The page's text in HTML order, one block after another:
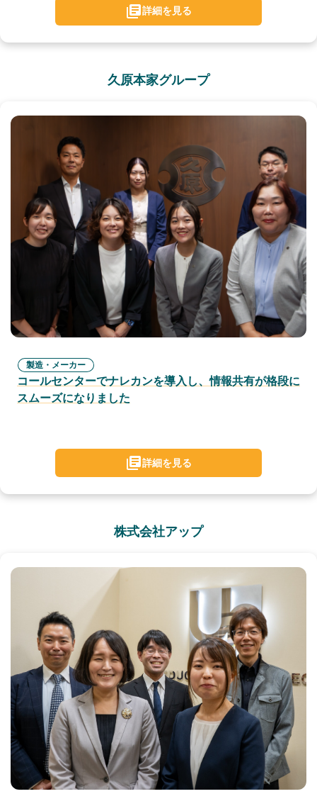
詳細を見る
久原本家グループ
製造・メーカー
コールセンターでナレカンを導入し、情報共有が格段に
スムーズになりました
詳細を見る
株式会社アップ